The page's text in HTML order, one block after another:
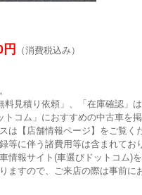
（消費税込み）
見積り依頼」、「在庫確認」
コム」におすすめの中古車を掲
は【店舗情報ページ】をご覧く
等に伴う諸費用等は含まれてお
情報サイト(車選びドットコム)
ますので、ご来店の際は事前に